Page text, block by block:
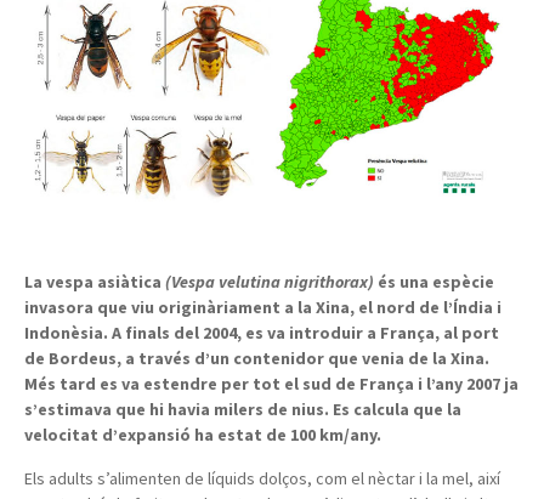
La vespa asiàtica (Vespa velutina nigrithorax) és una espècie
invasora que viu originàriament a la Xina, el nord de l’Índia i
Indonèsia. A finals del 2004, es va introduir a França, al port
de Bordeus, a través d’un contenidor que venia de la Xina.
Més tard es va estendre per tot el sud de França i l’any 2007 ja
s’estimava que hi havia milers de nius. Es calcula que la
velocitat d’expansió ha estat de 100 km/any.
Els adults s’alimenten de líquids dolços, com el nèctar i la mel, així